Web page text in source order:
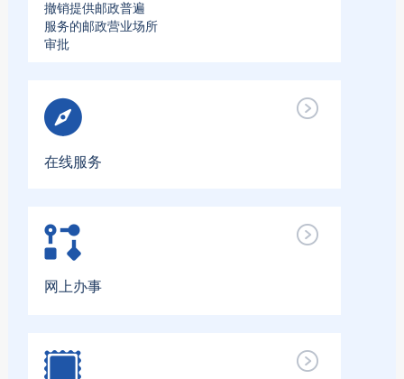
撤销提供邮政普遍
服务的邮政营业场所
审批
在线服务
网上办事